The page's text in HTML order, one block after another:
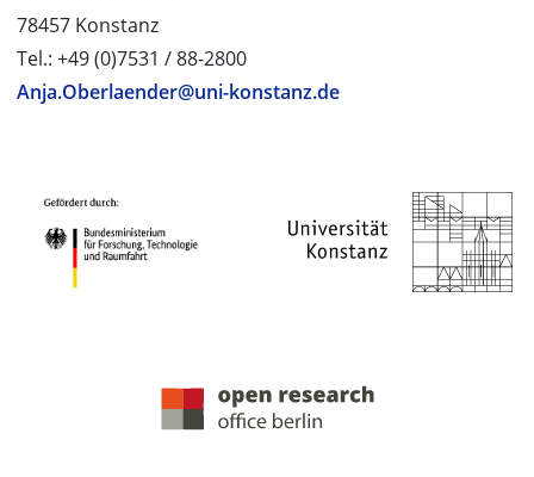
78457 Konstanz
Tel.: +49 (0)7531 / 88-2800
Anja.Oberlaender@uni-konstanz.de